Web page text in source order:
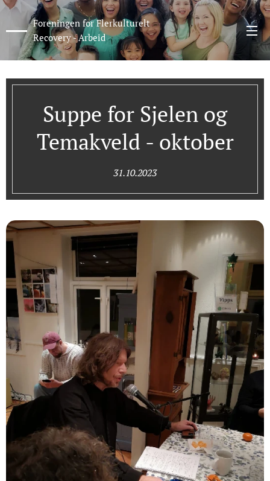
Foreningen for Flerkulturelt
Recovery - Arbeid
Suppe for Sjelen og
Temakveld - oktober
31.10.2023